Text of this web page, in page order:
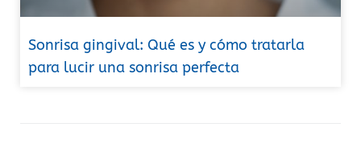
Sonrisa gingival: Qué es y cómo tratarla
para lucir una sonrisa perfecta